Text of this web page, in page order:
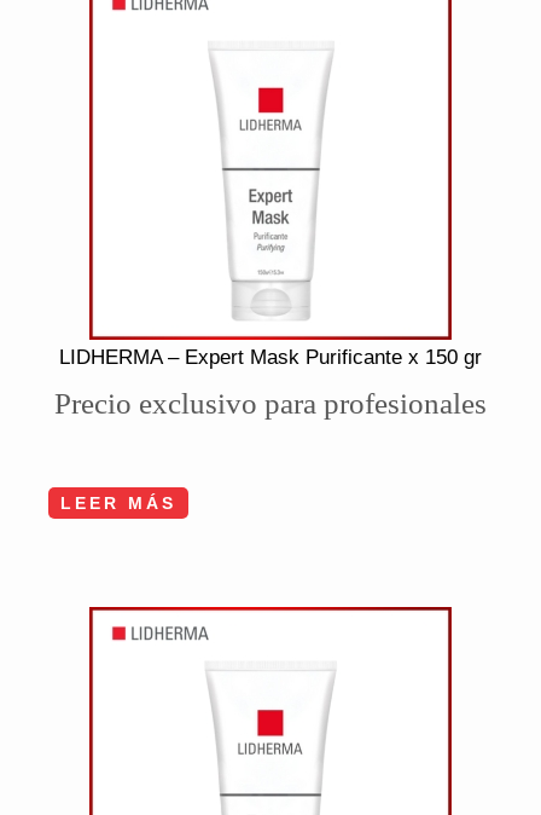
LIDHERMA – Expert Mask Purificante x 150 gr
Precio exclusivo para profesionales
LEER MÁS